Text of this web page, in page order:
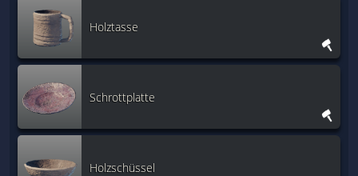
Holztasse
Schrottplatte
Holzschüssel